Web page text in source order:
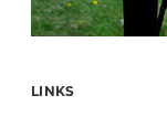
LINKS